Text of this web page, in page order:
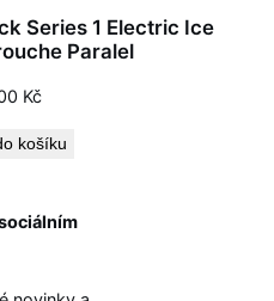
Series 1 Electric Ice
Paralel
Kč
košíku